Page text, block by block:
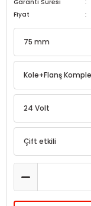
Garanti Süresi
Fiyat